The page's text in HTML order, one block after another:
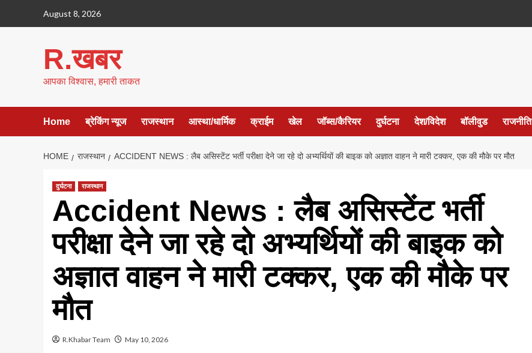
August 8, 2026
R.खबर
आपका विश्वास, हमारी ताकत
Home ब्रेकिंग न्यूज राजस्थान आस्था/धार्मिक क्राईम खेल जॉब्स/कैरियर दुर्घटना देश/विदेश बॉलीवुड राजनीति
HOME राजस्थान ACCIDENT NEWS : लैब असिस्टेंट भर्ती परीक्षा देने जा रहे दो अभ्यर्थियों की बाइक को अज्ञात वाहन ने मारी टक्कर, एक की मौके पर मौत
दुर्घटना राजस्थान
Accident News : लैब असिस्टेंट भर्ती
परीक्षा देने जा रहे दो अभ्यर्थियों की बाइक को
अज्ञात वाहन ने मारी टक्कर, एक की मौके पर
मौत
R.Khabar Team May 10, 2026